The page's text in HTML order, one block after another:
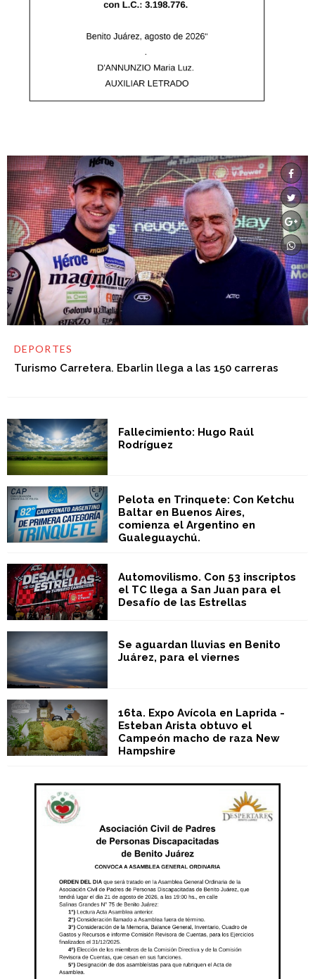
DEPORTES
Turismo Carretera. Ebarlin llega a las 150 carreras
Fallecimiento: Hugo Raúl
Rodríguez
Pelota en Trinquete: Con Ketchu
Baltar en Buenos Aires,
comienza el Argentino en
Gualeguaychú.
Automovilismo. Con 53 inscriptos
el TC llega a San Juan para el
Desafío de las Estrellas
Se aguardan lluvias en Benito
Juárez, para el viernes
16ta. Expo Avícola en Laprida -
Esteban Arista obtuvo el
Campeón macho de raza New
Hampshire